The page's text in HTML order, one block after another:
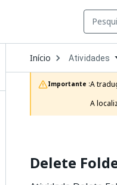
Início Open
Dropdown
to
choose
product
Atividades
Importante :A
A
Delete